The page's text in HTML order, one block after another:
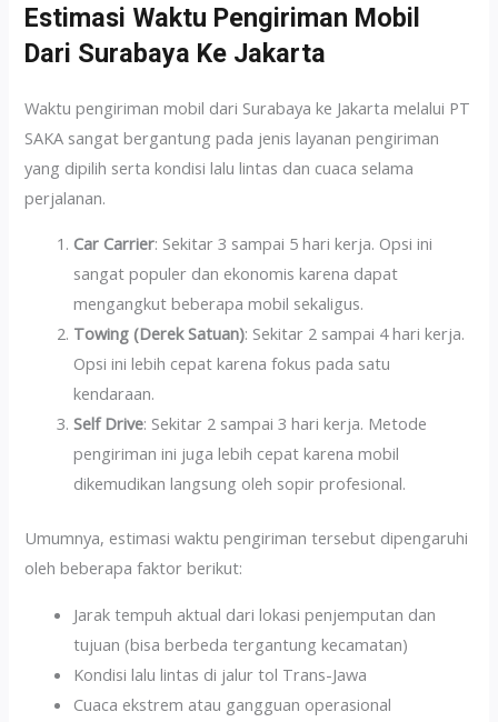
Estimasi Waktu Pengiriman Mobil
Dari Surabaya Ke Jakarta
Waktu pengiriman mobil dari Surabaya ke Jakarta melalui PT
SAKA sangat bergantung pada jenis layanan pengiriman
yang dipilih serta kondisi lalu lintas dan cuaca selama
perjalanan.
Car Carrier: Sekitar 3 sampai 5 hari kerja. Opsi ini
sangat populer dan ekonomis karena dapat
mengangkut beberapa mobil sekaligus.
Towing (Derek Satuan): Sekitar 2 sampai 4 hari kerja.
Opsi ini lebih cepat karena fokus pada satu
kendaraan.
Self Drive: Sekitar 2 sampai 3 hari kerja. Metode
pengiriman ini juga lebih cepat karena mobil
dikemudikan langsung oleh sopir profesional.
Umumnya, estimasi waktu pengiriman tersebut dipengaruhi
oleh beberapa faktor berikut:
Jarak tempuh aktual dari lokasi penjemputan dan
tujuan (bisa berbeda tergantung kecamatan)
Kondisi lalu lintas di jalur tol Trans-Jawa
Cuaca ekstrem atau gangguan operasional